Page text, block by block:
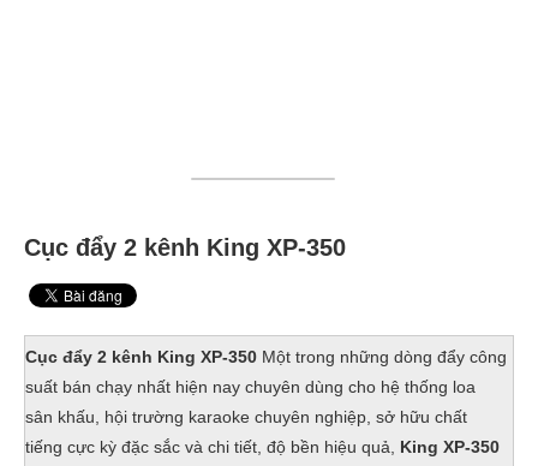
Cục đẩy 2 kênh King XP-350
Cục đẩy 2 kênh King XP-350 Một trong những dòng đẩy công
suất bán chạy nhất hiện nay chuyên dùng cho hệ thống loa
sân khấu, hội trường karaoke chuyên nghiệp, sở hữu chất
tiếng cực kỳ đặc sắc và chi tiết, độ bền hiệu quả, King XP-350